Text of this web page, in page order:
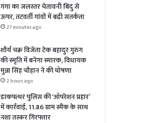
गंगा का जलस्तर चेतावनी बिंदु से
ऊपर, तटवर्ती गांवों में बढ़ी सतर्कता
27 minutes ago
शौर्य चक्र विजेता टेक बहादुर गुरुंग
की स्मृति में बनेगा स्मारक, विधायक
मुन्ना सिंह चौहान ने की घोषणा
2 hours ago
डाकपत्थर पुलिस की ‘ऑपरेशन प्रहार’
में कार्रवाई, 11.86 ग्राम स्मैक के साथ
नशा तस्कर गिरफ्तार